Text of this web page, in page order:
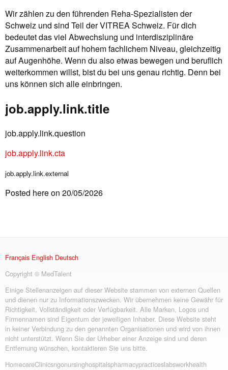
Wir zählen zu den führenden Reha-Spezialisten der
Schweiz und sind Teil der VITREA Schweiz. Für dich
bedeutet das viel Abwechslung und interdisziplinäre
Zusammenarbeit auf hohem fachlichem Niveau, gleichzeitig
auf Augenhöhe. Wenn du also etwas bewegen und beruflich
weiterkommen willst, bist du bei uns genau richtig. Denn bei
uns können sich alle einbringen.
job.apply.link.title
job.apply.link.question
job.apply.link.cta
job.apply.link.external
Posted here on 20/05/2026
Français English Deutsch
Copyright © MedTalent
Einige Stellenanzeigen auf dieser Website stammen von externen Quellen
und dienen nur zu Informationszwecken. Wir übernehmen keine Gewähr für
Richtigkeit, Vollständigkeit oder Verfügbarkeit. Alle Marken, Logos und
Firmennamen sind Eigentum der jeweiligen Inhaber. Diese Website steht
in keiner Verbindung zu den genannten Organisationen und wird von ihnen
nicht unterstützt. Wenn Sie der Urheber einer Anzeige sind und deren
Entfernung wünschen, kontaktieren Sie uns bitte.
HomecareClinicsngonursinghospitalspharmacypracticeslabsworkhealth